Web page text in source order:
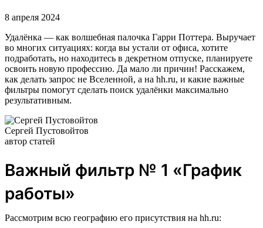
8 апреля 2024
Удалёнка — как волшебная палочка Гарри Поттера. Выручает
во многих ситуациях: когда вы устали от офиса, хотите
подработать, но находитесь в декретном отпуске, планируете
освоить новую профессию. Да мало ли причин! Расскажем,
как делать запрос не Вселенной, а на hh.ru, и какие важные
фильтры помогут сделать поиск удалёнки максимально
результативным.
Сергей Пустовойтов
автор статей
Важный фильтр № 1 «График
работы»
Рассмотрим всю географию его присутствия на hh.ru: